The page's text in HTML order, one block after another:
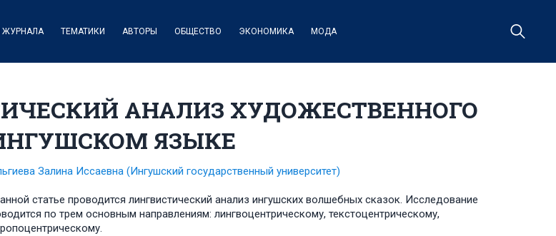
ЖУРНАЛА ТЕМАТИКИ АВТОРЫ ОБЩЕСТВО ЭКОНОМИКА МОДА
АНАЛИЗ ХУДОЖЕСТВЕННОГО
ЯЗЫКЕ
Залина Иссаевна(Ингушский государственный университет)
статье проводится лингвистический анализ ингушских волшебных сказок. Исследование
по трем основным направлениям: лингвоцентрическому, текстоцентрическому,